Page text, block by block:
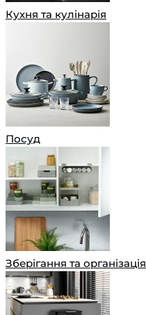
Кухня та кулінарія
Посуд
Зберігання та організація